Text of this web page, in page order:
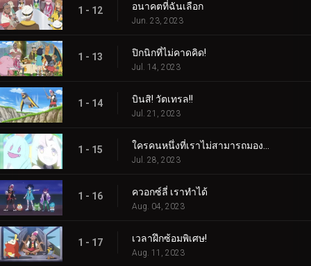
1 - 12 อนาคตที่ฉันเลือก
Jun. 23, 2023
1 - 13 ปิกนิกที่ไม่คาดคิด!
Jul. 14, 2023
1 - 14 บินสิ! วัตเทรล!!
Jul. 21, 2023
1 - 15
Jul. 28, 2023
1 - 16 ควอกซ์ลี่ เราทำได้
Aug. 04, 2023
1 - 17 เวลาฝึกซ้อมพิเศษ!
Aug. 11, 2023